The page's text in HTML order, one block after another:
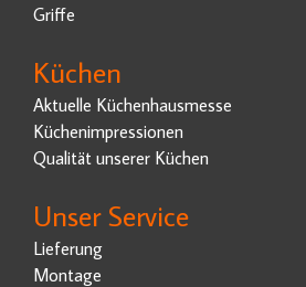
Griffe
Küchen
Aktuelle Küchenhausmesse
Küchenimpressionen
Qualität unserer Küchen
Unser Service
Lieferung
Montage